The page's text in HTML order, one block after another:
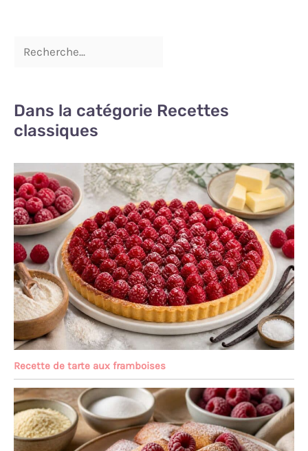
Dans la catégorie Recettes
classiques
Recette de tarte aux framboises